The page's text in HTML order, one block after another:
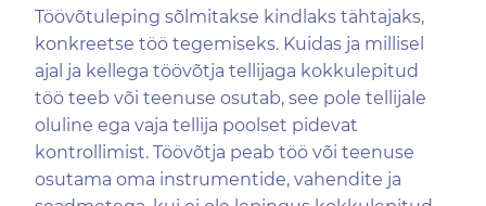
Töövõtuleping sõlmitakse kindlaks tähtajaks,
konkreetse töö tegemiseks. Kuidas ja millisel
ajal ja kellega töövõtja tellijaga kokkulepitud
töö teeb või teenuse osutab, see pole tellijale
oluline ega vaja tellija poolset pidevat
kontrollimist. Töövõtja peab töö või teenuse
osutama oma instrumentide, vahendite ja